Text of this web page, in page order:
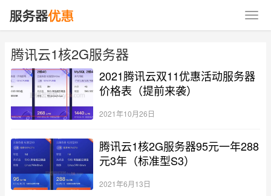
腾讯云1核2G服务器
2021腾讯云双11优惠活动服务器
价格表（提前来袭）
2021年10月26日
腾讯云1核2G服务器95元一年288
元3年（标准型S3）
2021年6月13日